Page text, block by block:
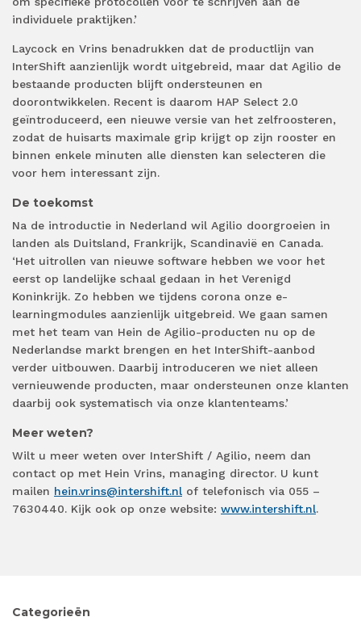
individuele praktijken.’
Laycock en Vrins benadrukken dat de productlijn van
InterShift aanzienlijk wordt uitgebreid, maar dat Agilio de
bestaande producten blijft ondersteunen en
doorontwikkelen. Recent is daarom HAP Select 2.0
geïntroduceerd, een nieuwe versie van het zelfroosteren,
zodat de huisarts maximale grip krijgt op zijn rooster en
binnen enkele minuten alle diensten kan selecteren die
voor hem interessant zijn.
De toekomst
Na de introductie in Nederland wil Agilio doorgroeien in
landen als Duitsland, Frankrijk, Scandinavië en Canada.
‘Het uitrollen van nieuwe software hebben we voor het
eerst op landelijke schaal gedaan in het Verenigd
Koninkrijk. Zo hebben we tijdens corona onze e-
learningmodules aanzienlijk uitgebreid. We gaan samen
met het team van Hein de Agilio-producten nu op de
Nederlandse markt brengen en het InterShift-aanbod
verder uitbouwen. Daarbij introduceren we niet alleen
vernieuwende producten, maar ondersteunen onze klanten
daarbij ook systematisch via onze klantenteams.’
Meer weten?
Wilt u meer weten over InterShift / Agilio, neem dan
contact op met Hein Vrins, managing director. U kunt
mailen hein.vrins@intershift.nl of telefonisch via 055 –
7630440. Kijk ook op onze website: www.intershift.nl.
Categorieën